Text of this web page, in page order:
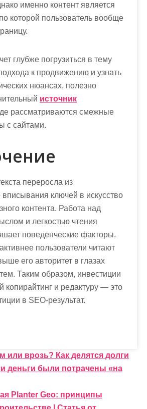
именно контент является
которой пользователь вообще
глубже погрузиться в тему
к продвижению и узнать
нюансах, полезно
источник
рассматриваются смежные
с сайтами.
переросла из
вписывания ключей в искусство
контента. Работа над
и легкостью чтения
поведенческие факторы.
пользователи читают
его авторитет в глазах
Таким образом, инвестиции
копирайтинг и редактуру — это
в SEO-результат.
или врозь? Как делятся долги
деньги были потрачены «на
Planter Geo: принципы